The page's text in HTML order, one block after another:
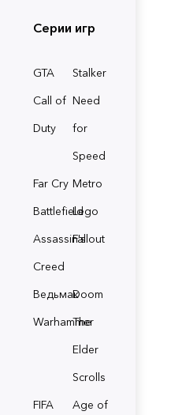
Серии игр
GTA
Stalker
Call of
Duty
Need
for
Speed
Far Cry Metro
BattlefieldLego
Assassin's
Creed
Fallout
ВедьмакDoom
Warhammer
The
Elder
Scrolls
FIFA
Age of